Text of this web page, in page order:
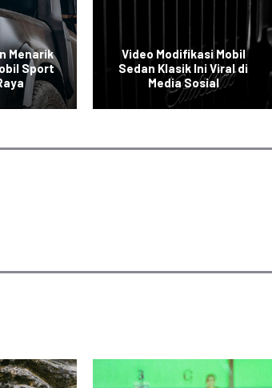
Menarik
Sport
Video Modifikasi Mobil
Sedan Klasik Ini Viral di
Media Sosial